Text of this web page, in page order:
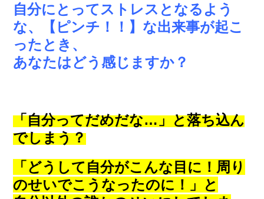
自分にとってストレスとなるよう
な、【ピンチ！！】な出来事が起こ
ったとき、
あなたはどう感じますか？
「自分ってだめだな…」と落ち込ん
でしまう？
「どうして自分がこんな目に！周り
のせいでこうなったのに！」と